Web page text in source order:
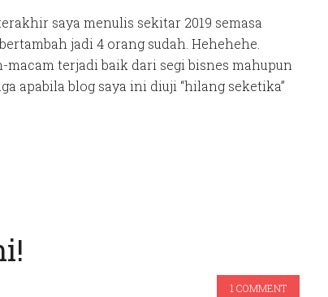
saya menulis sekitar 2019 semasa
jadi 4 orang sudah. Hehehehe.
terjadi baik dari segi bisnes mahupun
apabila blog saya ini diuji “hilang seketika”
1 COMMENT